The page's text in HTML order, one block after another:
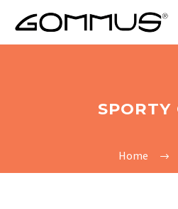
SPORTY
Home